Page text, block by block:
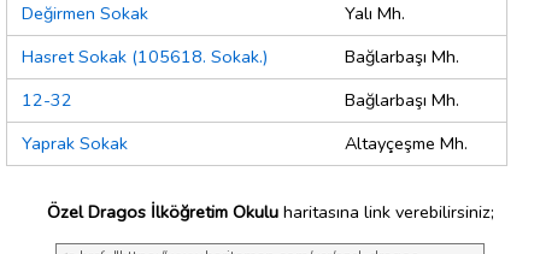
Değirmen Sokak
Yalı Mh.
Hasret Sokak (105618. Sokak.)
Bağlarbaşı Mh.
12-32
Bağlarbaşı Mh.
Yaprak Sokak
Altayçeşme Mh.
Özel Dragos İlköğretim Okuluharitasına link verebilirsiniz;